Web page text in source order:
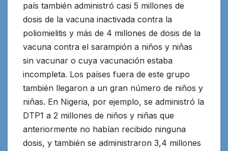
país también administró casi 5 millones de
dosis de la vacuna inactivada contra la
poliomielitis y más de 4 millones de dosis de la
vacuna contra el sarampión a niños y niñas
sin vacunar o cuya vacunación estaba
incompleta. Los países fuera de este grupo
también llegaron a un gran número de niños y
niñas. En Nigeria, por ejemplo, se administró la
DTP1 a 2 millones de niños y niñas que
anteriormente no habían recibido ninguna
dosis, y también se administraron 3,4 millones